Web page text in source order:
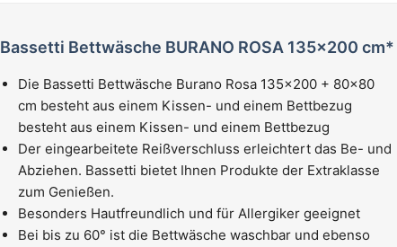
Bassetti Bettwäsche BURANO ROSA 135x200 cm*
Die Bassetti Bettwäsche Burano Rosa 135x200 + 80x80
cm besteht aus einem Kissen- und einem Bettbezug
besteht aus einem Kissen- und einem Bettbezug
Der eingearbeitete Reißverschluss erleichtert das Be- und
Abziehen. Bassetti bietet Ihnen Produkte der Extraklasse
zum Genießen.
Besonders Hautfreundlich und für Allergiker geeignet
Bei bis zu 60° ist die Bettwäsche waschbar und ebenso